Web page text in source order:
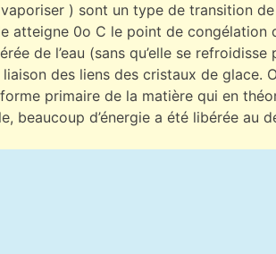
) sont un type de transition
atteigne 0o C le point de congélation
de l’eau (sans qu’elle se
des liens des cristaux de glace.
primaire de la matière qui en
beaucoup d’énergie a été libérée au